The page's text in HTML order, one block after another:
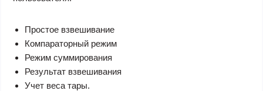
Простое взвешивание
Компараторный режим
Режим суммирования
Результат взвешивания
Учет веса тары.